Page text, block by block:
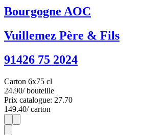
Bourgogne AOC
Vuillemez Père & Fils
91426 75 2024
Carton 6x75 cl
24.90/ bouteille
Prix catalogue: 27.70
149.40/ carton
1